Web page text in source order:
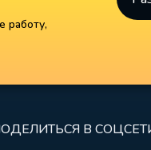
работу,
В